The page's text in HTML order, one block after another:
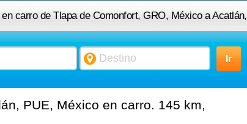
carro de Tlapa de Comonfort, GRO, México a Acatlán,
PUE, México
PUE, México en carro. 145 km,